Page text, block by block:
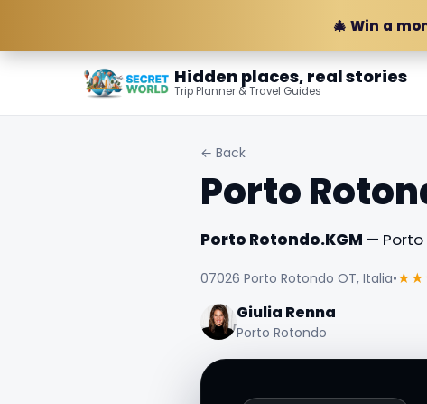
🎄 Win a
Hidden places, real stories
Trip Planner & Travel Guides
← Back
Porto
Porto Rotondo.KGM — Porto
07026 Porto Rotondo OT, Italia•
Giulia Renna
Porto Rotondo